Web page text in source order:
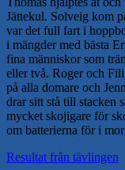
Jättekul. Solveig kom
var det full fart i
i mängder med bästa
fina människor som
eller två. Roger och
på alla domare och
drar sitt stå till stacken
mycket skojigare för
om batterierna för i
Resultat från tävlingen